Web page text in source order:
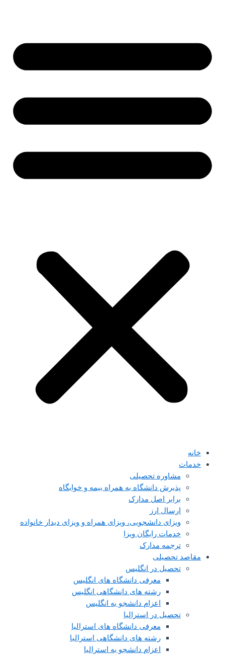
خانه
خدمات
مشاوره تحصیلی
پذیرش دانشگاه به همراه بیمه و خوابگاه
برابر اصل مدارک
ارسال ارز
ویزای دانشجویی، ویزای همراه و ویزای دیدار خانواده
خدمات رایگان ویزا
ترجمه مدارک
مقاصد تحصیلی
تحصیل در انگلیس
معرفی دانشگاه های انگلیس
رشته های دانشگاهی انگلیس
اعزام دانشجو به انگلیس
تحصیل در استرالیا
معرفی دانشگاه های استرالیا
رشته های دانشگاهی استرالیا
اعزام دانشجو به استرالیا